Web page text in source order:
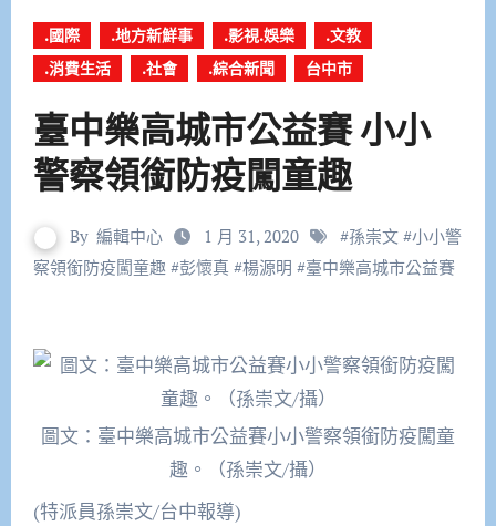
.國際 .地方新鮮事 .影視.娛樂
.文教
.消費生活
.社會 .綜合新聞 台中市
臺中樂高城市公益賽 小小
警察領銜防疫闖童趣
By 編輯中心 1 月 31, 2020 #孫崇文 #小小警
察領銜防疫闖童趣 #彭懷真 #楊源明 #臺中樂高城市公益賽
圖文：臺中樂高城市公益賽小小警察領銜防疫闖童
趣。（孫崇文/攝）
(特派員孫崇文/台中報導)